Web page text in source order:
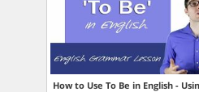
How to Use To Be in English -